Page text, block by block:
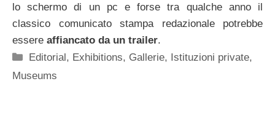
lo schermo di un pc e forse tra qualche anno il
classico comunicato stampa redazionale potrebbe
essere affiancato da un trailer.
Categorie
Editorial, Exhibitions, Gallerie, Istituzioni private,
Museums